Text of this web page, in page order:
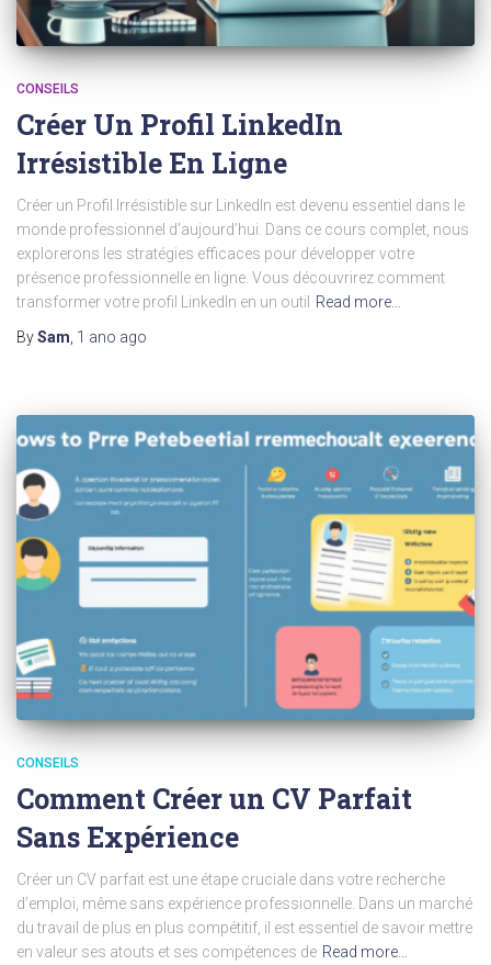
CONSEILS
Créer Un Profil LinkedIn
Irrésistible En Ligne
Créer un Profil Irrésistible sur LinkedIn est devenu essentiel dans le
monde professionnel d’aujourd’hui. Dans ce cours complet, nous
explorerons les stratégies efficaces pour développer votre
présence professionnelle en ligne. Vous découvrirez comment
transformer votre profil LinkedIn en un outil
Read more…
BySam 1 ano ago
CONSEILS
Comment Créer un CV Parfait
Sans Expérience
Créer un CV parfait est une étape cruciale dans votre recherche
d’emploi, même sans expérience professionnelle. Dans un marché
du travail de plus en plus compétitif, il est essentiel de savoir mettre
en valeur ses atouts et ses compétences de Read more…